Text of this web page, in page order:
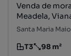
Venda de
Meadela,
Tipologia
T3
Preço por98 m²